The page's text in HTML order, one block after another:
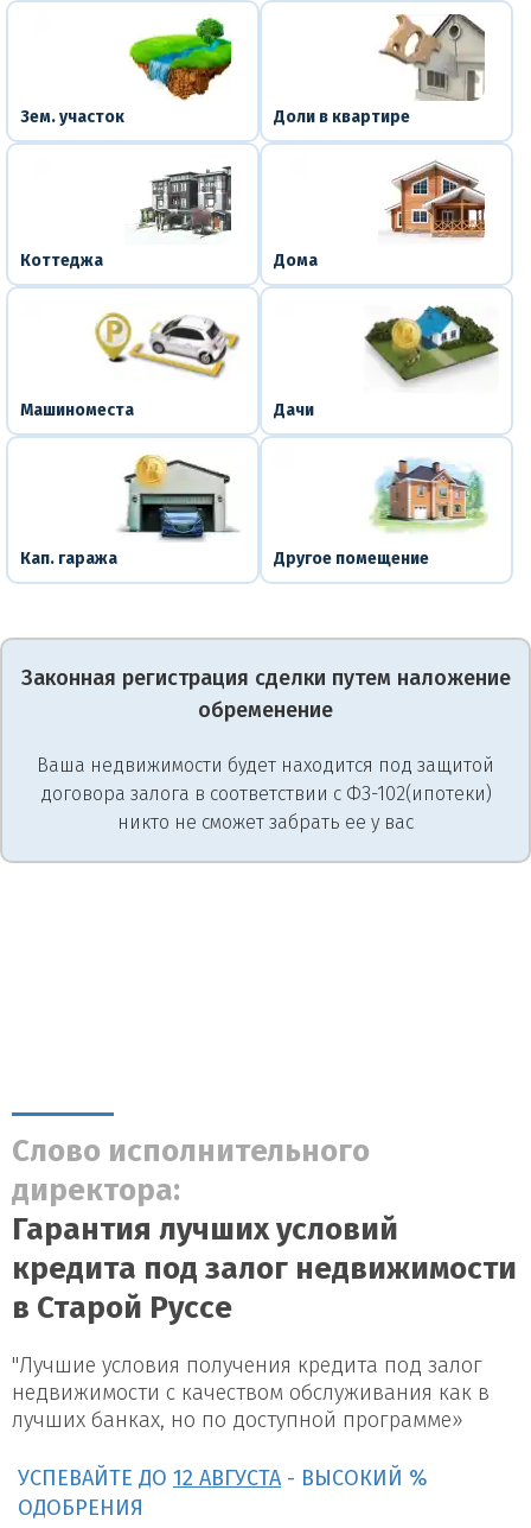
Зем. участок Доли в квартире
Коттеджа Дома
Машиноместа Дачи
Кап. гаража Другое помещение
Законная регистрация сделки путем наложение
обременение
Ваша недвижимости будет находится под защитой
договора залога в соответствии с ФЗ-102(ипотеки)
никто не сможет забрать ее у вас
Слово исполнительного
директора:
Гарантия лучших условий
кредита под залог недвижимости
в Старой Руссе
"Лучшие условия получения кредита под залог
недвижимости с качеством обслуживания как в
лучших банках, но по доступной программе»
УСПЕВАЙТЕ ДО 12 АВГУСТА - ВЫСОКИЙ %
ОДОБРЕНИЯ